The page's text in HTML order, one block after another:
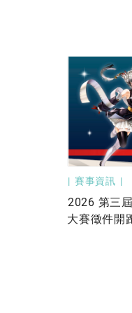
賽事資訊
2026 第三
大賽徵件開